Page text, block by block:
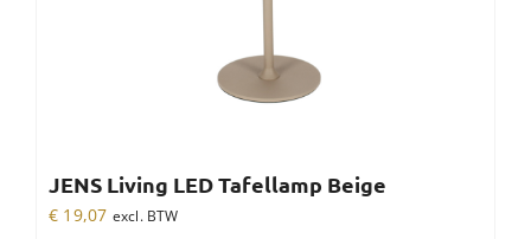
JENS Living LED Tafellamp Beige
€ 19,07 excl. BTW